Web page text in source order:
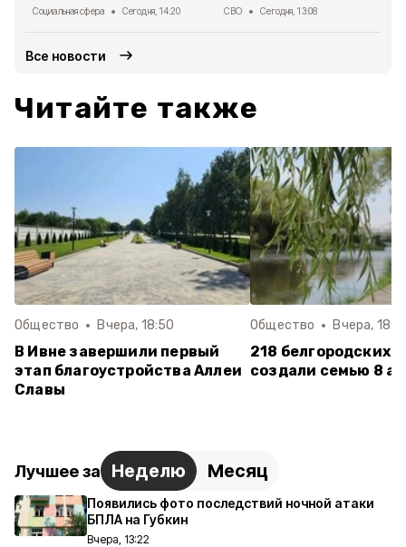
Социальная сфера Сегодня, 14:20 СВО Сегодня, 13:08
Все новости
Читайте также
Общество Вчера, 18:50
В Ивне завершили первый
этап благоустройства Аллеи
Славы
Общество Вчера,
218 белгородских
создали семью 8
Лучшее за Неделю Месяц
Появились фото последствий ночной атаки
БПЛА на Губкин
Вчера, 13:22